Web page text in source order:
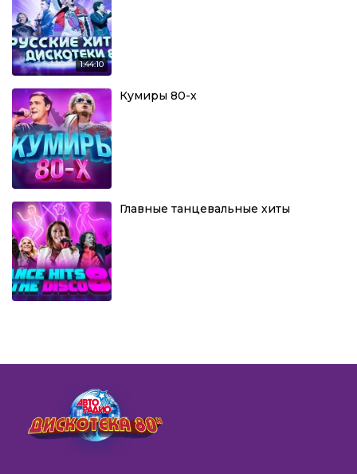
1:44:10
Кумиры 80-х
Главные танцевальные хиты